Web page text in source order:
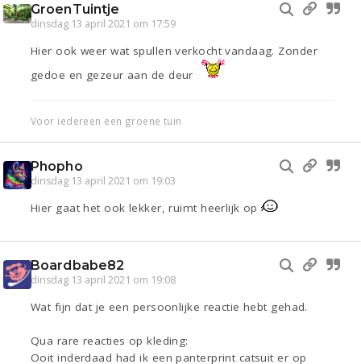
GroenTuintje
dinsdag 13 april 2021 om 17:59
Hier ook weer wat spullen verkocht vandaag. Zonder
gedoe en gezeur aan de deur
Voor iedereen een groene tuin
Phopho
dinsdag 13 april 2021 om 19:03
Hier gaat het ook lekker, ruimt heerlijk op
Boardbabe82
dinsdag 13 april 2021 om 19:08
Wat fijn dat je een persoonlijke reactie hebt gehad.
Qua rare reacties op kleding:
Ooit inderdaad had ik een panterprint catsuit er op